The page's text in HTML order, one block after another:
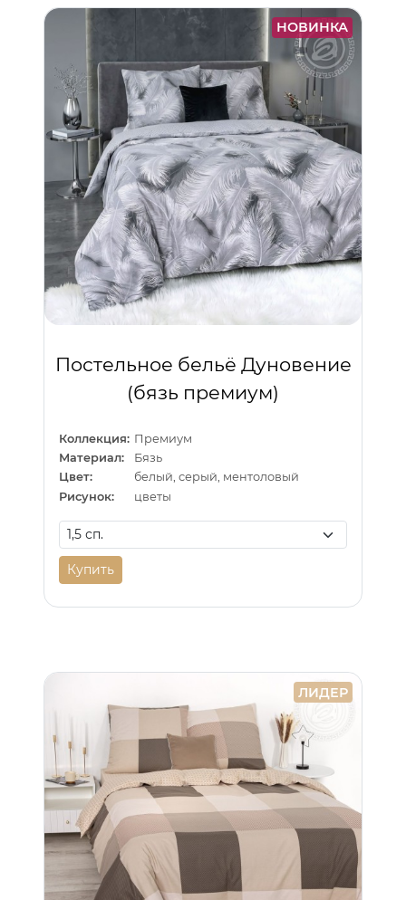
НОВИНКА
Постельное бельё Дуновение
(бязь премиум)
Коллекция: Премиум
Материал:
Бязь
Цвет:
белый, серый, ментоловый
Рисунок:
цветы
Купить
ЛИДЕР